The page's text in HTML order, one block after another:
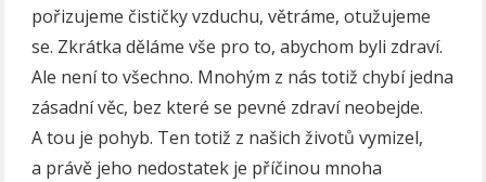
pořizujeme čističky vzduchu, větráme, otužujeme
se. Zkrátka děláme vše pro to, abychom byli zdraví.
Ale není to všechno. Mnohým z nás totiž chybí jedna
zásadní věc, bez které se pevné zdraví neobejde.
A tou je pohyb. Ten totiž z našich životů vymizel,
a právě jeho nedostatek je příčinou mnoha